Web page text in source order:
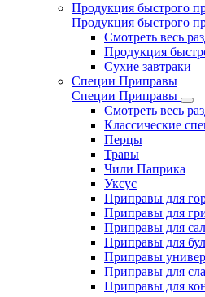
Продукция быстрого
Продукция быстрого
Смотреть весь
Продукция
Сухие завтраки
Специи Приправы
Специи Приправы
Смотреть весь
Классические
Перцы
Травы
Чили Паприка
Уксус
Приправы для
Приправы для
Приправы для
Приправы для
Приправы
Приправы для
Приправы для